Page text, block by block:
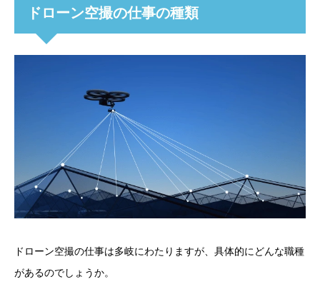
ドローン空撮の仕事の種類
ドローン空撮の仕事は多岐にわたりますが、具体的にどんな職種
があるのでしょうか。